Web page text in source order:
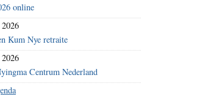
online
Kum Nye retraite
Centrum Nederland